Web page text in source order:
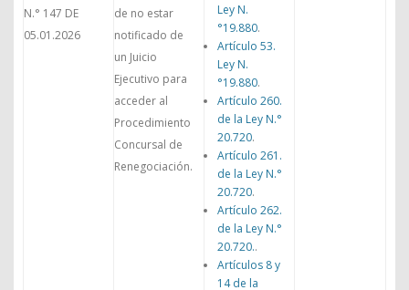
N.° 147 DE
05.01.2026
de no estar
notificado de
un Juicio
Ejecutivo para
acceder al
Procedimiento
Concursal de
Renegociación.
Ley N.
°19.880.
Artículo 53.
Ley N.
°19.880.
Artículo 260.
de la Ley N.°
20.720.
Artículo 261.
de la Ley N.°
20.720.
Artículo 262.
de la Ley N.°
20.720..
Artículos 8 y
14 de la